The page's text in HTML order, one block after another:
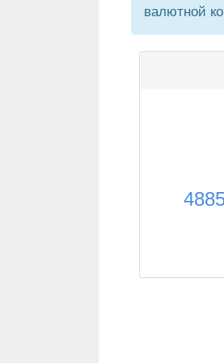
валютной